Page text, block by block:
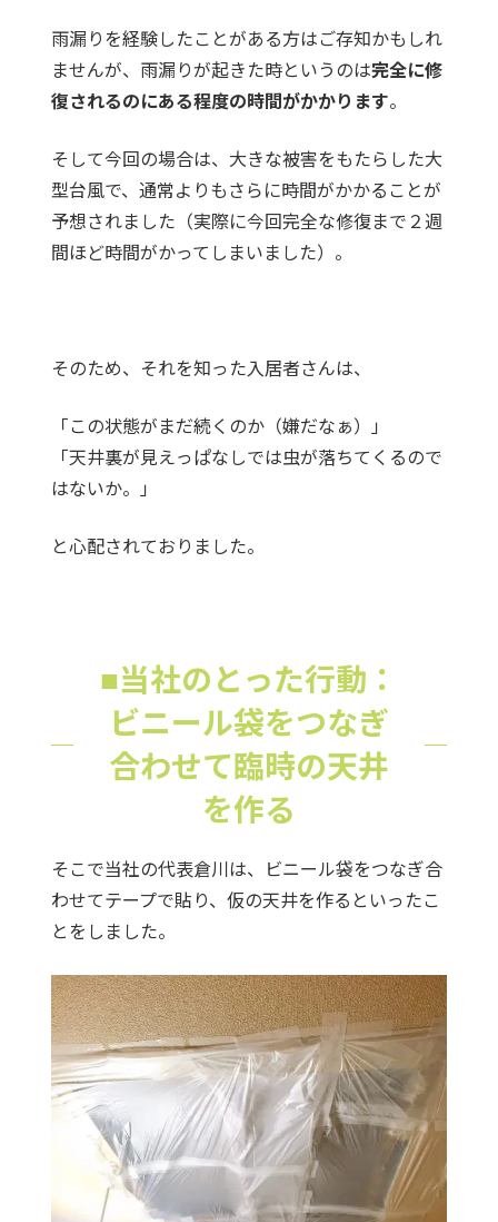
雨漏りを経験したことがある方はご存知かもしれ
ませんが、雨漏りが起きた時というのは完全に修
復されるのにある程度の時間がかかります。
そして今回の場合は、大きな被害をもたらした大
型台風で、通常よりもさらに時間がかかることが
予想されました（実際に今回完全な修復まで２週
間ほど時間がかってしまいました）。
そのため、それを知った入居者さんは、
「この状態がまだ続くのか（嫌だなぁ）」
「天井裏が見えっぱなしでは虫が落ちてくるので
はないか。」
と心配されておりました。
■当社のとった行動：
ビニール袋をつなぎ
合わせて臨時の天井
を作る
そこで当社の代表倉川は、ビニール袋をつなぎ合
わせてテープで貼り、仮の天井を作るといったこ
とをしました。